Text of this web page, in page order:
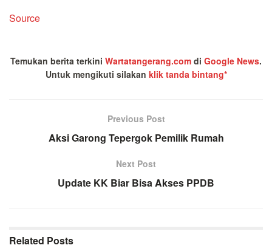
Source
Temukan berita terkini Wartatangerang.com di Google News.
Untuk mengikuti silakan klik tanda bintang*
Previous Post
Aksi Garong Tepergok Pemilik Rumah
Next Post
Update KK Biar Bisa Akses PPDB
Related Posts